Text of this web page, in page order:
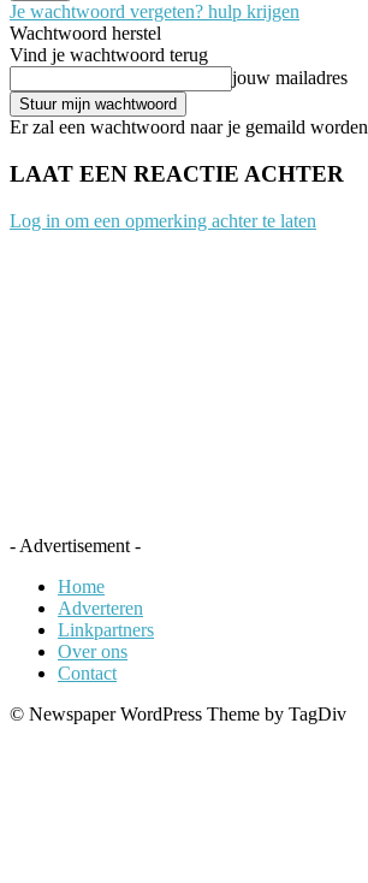
Je wachtwoord vergeten? hulp krijgen
Wachtwoord herstel
Vind je wachtwoord terug
jouw mailadres
Er zal een wachtwoord naar je gemaild worden
LAAT EEN REACTIE ACHTER
Log in om een opmerking achter te laten
- Advertisement -
Home
Adverteren
Linkpartners
Over ons
Contact
© Newspaper WordPress Theme by TagDiv